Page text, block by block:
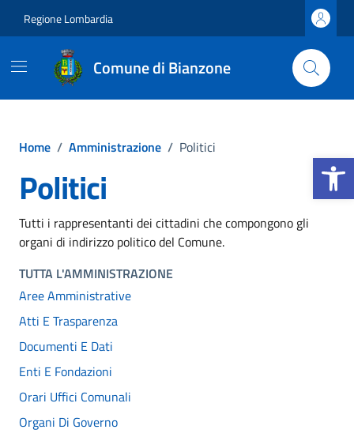
Apri la
Regione Lombardia
Comune di Bianzone
Home / Amministrazione / Politici
Politici
Tutti i rappresentanti dei cittadini che compongono gli
organi di indirizzo politico del Comune.
TUTTA L'AMMINISTRAZIONE
Aree Amministrative
Atti E Trasparenza
Documenti E Dati
Enti E Fondazioni
Orari Uffici Comunali
Organi Di Governo